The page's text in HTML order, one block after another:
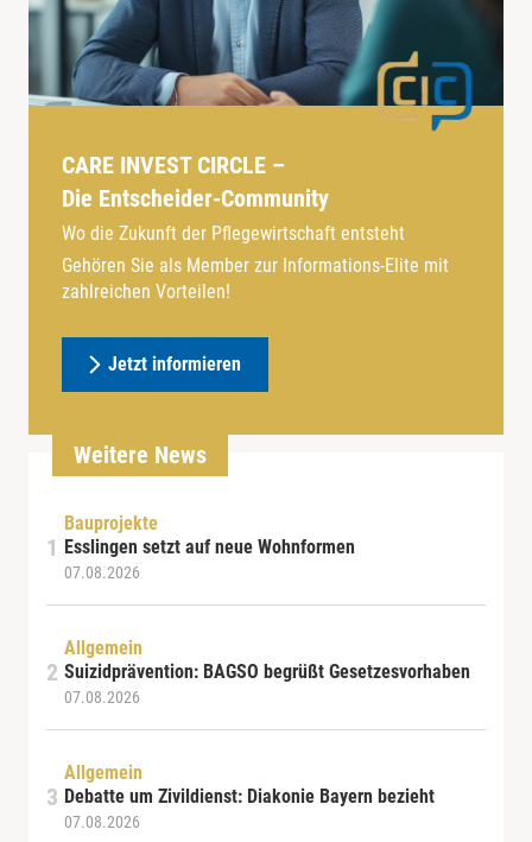
CARE INVEST CIRCLE –
Die Entscheider-Community
Wo die Zukunft der Pflegewirtschaft entsteht
Gehören Sie als Member zur Informations-Elite mit
zahlreichen Vorteilen!
Jetzt informieren
Weitere News
Bauprojekte
Esslingen setzt auf neue Wohnformen
07.08.2026
Allgemein
Suizidprävention: BAGSO begrüßt Gesetzesvorhaben
07.08.2026
Allgemein
Debatte um Zivildienst: Diakonie Bayern bezieht
07.08.2026